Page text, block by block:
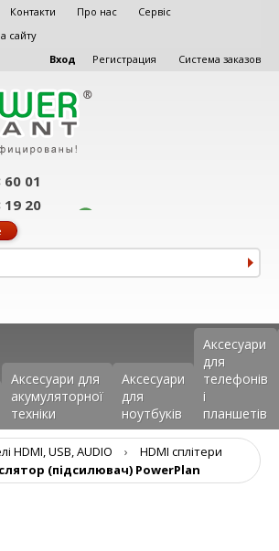
Контакти Про нас
Сервіс
сайту
Вход
Регистрация Система заказов
01
19 20
Аксесуари для
акумуляторної
техніки
Аксесуари
для
ноутбуків
Аксеcуари
для
телефонів
і
планшетів
HDMI, USB, AUDIO ›
HDMI сплітери
(підсилювач) PowerPlan